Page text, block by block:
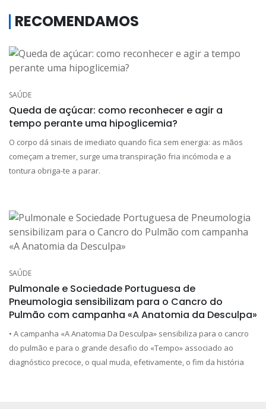
RECOMENDAMOS
SAÚDE
Queda de açúcar: como reconhecer e agir a
tempo perante uma hipoglicemia?
O corpo dá sinais de imediato quando fica sem energia: as mãos
começam a tremer, surge uma transpiração fria incómoda e a
tontura obriga-te a parar.
SAÚDE
Pulmonale e Sociedade Portuguesa de
Pneumologia sensibilizam para o Cancro do
Pulmão com campanha «A Anatomia da Desculpa»
• A campanha «A Anatomia Da Desculpa» sensibiliza para o cancro
do pulmão e para o grande desafio do «Tempo» associado ao
diagnóstico precoce, o qual muda, efetivamente, o fim da história